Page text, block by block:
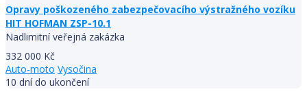
Opravy poškozeného zabezpečovacího výstražného vozíku
HIT HOFMAN ZSP-10.1
Nadlimitní veřejná zakázka
332 000 Kč
Auto-moto Vysočina
10 dní do ukončení